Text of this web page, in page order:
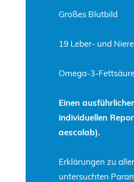
Großes Blutbild
19 Leber- und
Omega-3-
Einen
individuellen
aescolab).
Erklärungen zu
untersuchten